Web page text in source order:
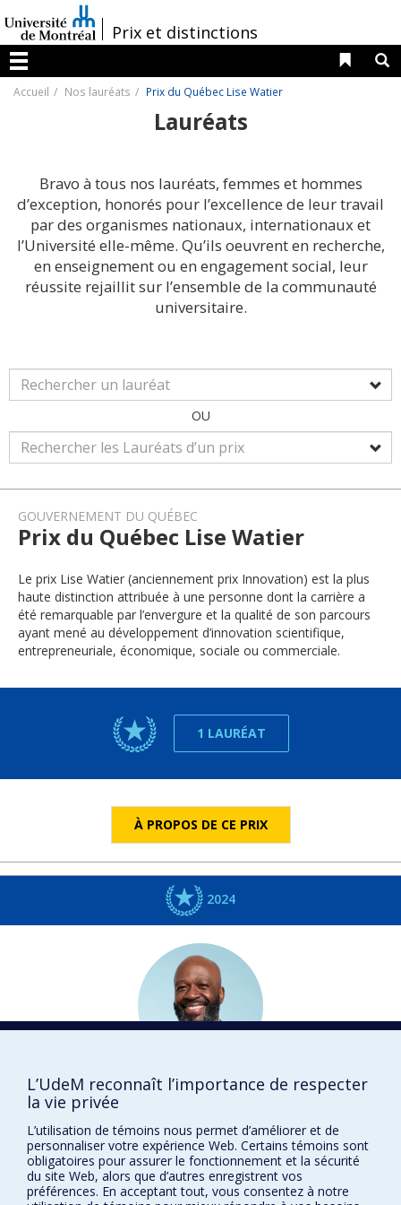
au
contenu
/Prix et distinctions
Menu
Liens
Accueil Nos lauréats Prix du Québec Lise Watier
Lauréats
Bravo à tous nos lauréats, femmes et hommes
d’exception, honorés pour l’excellence de leur travail
par des organismes nationaux, internationaux et
l’Université elle-même. Qu’ils oeuvrent en recherche,
en enseignement ou en engagement social, leur
réussite rejaillit sur l’ensemble de la communauté
universitaire.
OU
GOUVERNEMENT DU QUÉBEC
Prix du Québec Lise Watier
Le prix Lise Watier (anciennement prix Innovation) est la plus
haute distinction attribuée à une personne dont la carrière a
été remarquable par l’envergure et la qualité de son parcours
ayant mené au développement d’innovation scientifique,
entrepreneuriale, économique, sociale ou commerciale.
1 LAURÉAT
À PROPOS DE CE PRIX
2024
Frantz SAINTELLEMY
DISTINCTIONS
L’UdeM reconnaît l’importance de respecter
la vie privée
L’utilisation de témoins nous permet d’améliorer et de
personnaliser votre expérience Web. Certains témoins sont
obligatoires pour assurer le fonctionnement et la sécurité
du site Web, alors que d’autres enregistrent vos
préférences. En acceptant tout, vous consentez à notre